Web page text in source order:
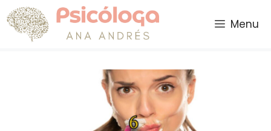
Saltar
al
contenido
Menu